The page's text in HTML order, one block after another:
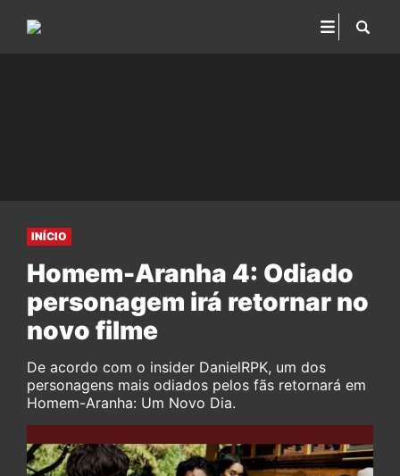
INÍCIO
Homem-Aranha 4: Odiado
personagem irá retornar no
novo filme
De acordo com o insider DanielRPK, um dos
personagens mais odiados pelos fãs retornará em
Homem-Aranha: Um Novo Dia.